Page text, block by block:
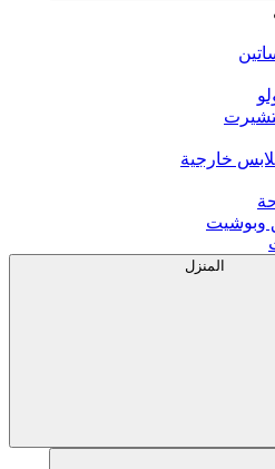
خارجية
وبوشيت
المنزل